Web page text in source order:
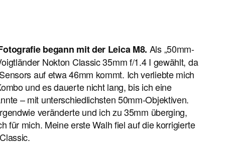
begann mit der Leica M8. Als „50mm-
Nokton Classic 35mm f/1.4 I gewählt, da
auf etwa 46mm kommt. Ich verliebte mich
und es dauerte nicht lang, bis ich eine
– mit unterschiedlichsten 50mm-Objektiven.
veränderte und ich zu 35mm überging,
für mich. Meine erste Walh fiel auf die korrigierte